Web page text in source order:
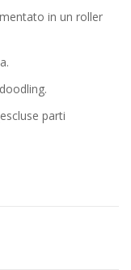
in un roller
parti